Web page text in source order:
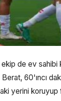
ekip de ev
60'ıncı
yerini